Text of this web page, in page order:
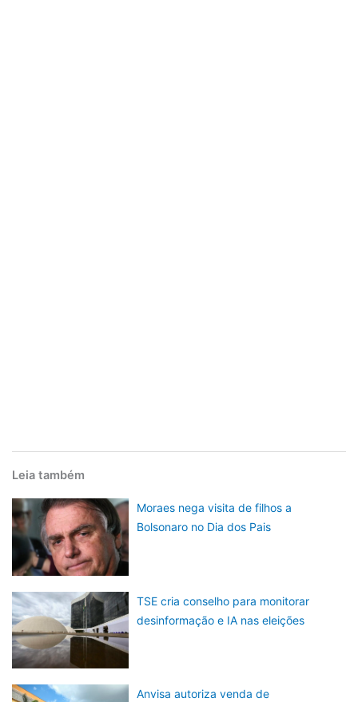
Leia também
Moraes nega visita de filhos a
Bolsonaro no Dia dos Pais
TSE cria conselho para monitorar
desinformação e IA nas eleições
Anvisa autoriza venda de